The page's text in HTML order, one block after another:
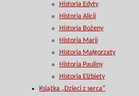
Historia Edyty
Historia Alicji
Historia Bożeny
Historia Marii
Historia Małgorzaty
Historia Pauliny
Historia Elżbiety
Książka „Dzieci z serca”